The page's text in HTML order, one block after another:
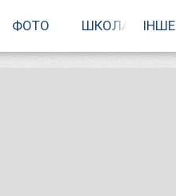
ФОТО ШКОЛА БІГУ
ІНШЕ